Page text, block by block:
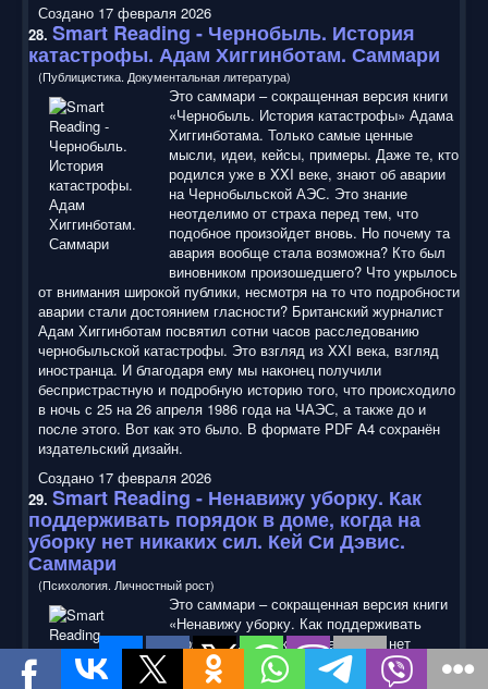
Создано 17 февраля 2026
28. Smart Reading - Чернобыль. История
катастрофы. Адам Хиггинботам. Саммари
(Публицистика. Документальная литература)
Это саммари – сокращенная версия книги
«Чернобыль. История катастрофы» Адама
Хиггинботама. Только самые ценные
мысли, идеи, кейсы, примеры. Даже те, кто
родился уже в XXI веке, знают об аварии
на Чернобыльской АЭС. Это знание
неотделимо от страха перед тем, что
подобное произойдет вновь. Но почему та
авария вообще стала возможна? Кто был
виновником произошедшего? Что укрылось
от внимания широкой публики, несмотря на то что подробности
аварии стали достоянием гласности? Британский журналист
Адам Хиггинботам посвятил сотни часов расследованию
чернобыльской катастрофы. Это взгляд из XXI века, взгляд
иностранца. И благодаря ему мы наконец получили
беспристрастную и подробную историю того, что происходило
в ночь с 25 на 26 апреля 1986 года на ЧАЭС, а также до и
после этого. Вот как это было. В формате PDF A4 сохранён
издательский дизайн.
Создано 17 февраля 2026
29. Smart Reading - Ненавижу уборку. Как
поддерживать порядок в доме, когда на
уборку нет никаких сил. Кей Си Дэвис.
Саммари
(Психология. Личностный рост)
Это саммари – сокращенная версия книги
«Ненавижу уборку. Как поддерживать
порядок в доме, когда на уборку нет
никаких сил» Кей Си Дэвис. Только самые
ценные мысли, идеи, кейсы, примеры. Ваш